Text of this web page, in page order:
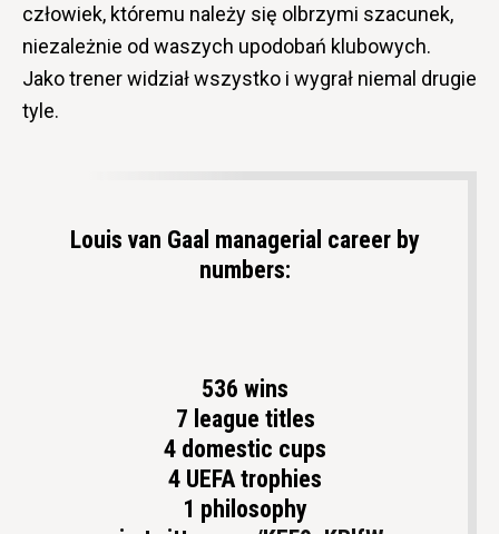
człowiek, któremu należy się olbrzymi szacunek,
niezależnie od waszych upodobań klubowych.
Jako trener widział wszystko i wygrał niemal drugie
tyle.
Louis van Gaal managerial career by
numbers:
536 wins
7 league titles
4 domestic cups
4 UEFA trophies
1 philosophy